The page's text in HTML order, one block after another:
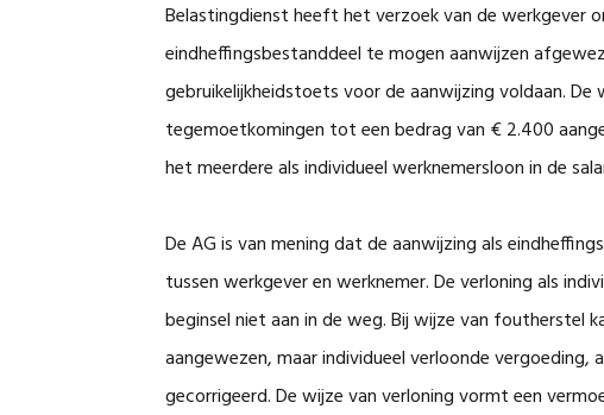
Belastingdienst heeft het verzoek van de werkgever
eindheffingsbestanddeel te mogen aanwijzen
gebruikelijkheidstoets voor de aanwijzing voldaan.
tegemoetkomingen tot een bedrag van € 2.400
het meerdere als individueel werknemersloon in de
De AG is van mening dat de aanwijzing als
tussen werkgever en werknemer. De verloning als
beginsel niet aan in de weg. Bij wijze van foutherstel
aangewezen, maar individueel verloonde vergoeding,
gecorrigeerd. De wijze van verloning vormt een